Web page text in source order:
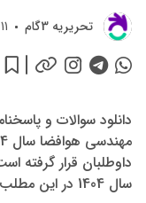
تحريريه 3گام 11 اسفند 1403
دانلود سوالات و
سال 1404 در این مطلب آورده شده است.